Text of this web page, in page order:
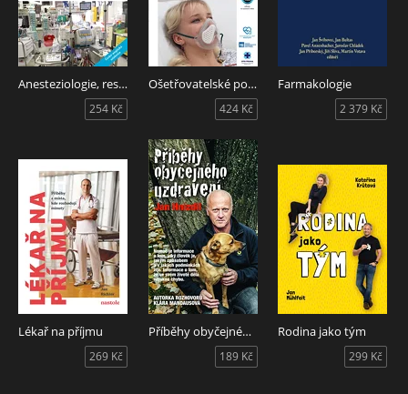
Anesteziologie, resuscitace a intenzivní medicína pro studenty a absolventy lékařských fakult. Anesthesiology, Resuscitation and Intensive Care Medicine for Medical Students and Graduates
254 Kč
Ošetřovatelské postupy pro zdravotnické záchranáře III
424 Kč
Farmakologie
2 379 Kč
Lékař na příjmu
269 Kč
Příběhy obyčejného uzdravení
189 Kč
Rodina jako tým
299 Kč